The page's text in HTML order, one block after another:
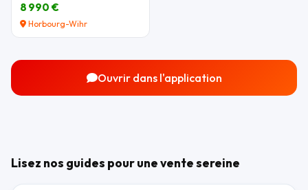
8 990 €
Horbourg-Wihr
Ouvrir dans l'application
Lisez nos guides pour une vente sereine